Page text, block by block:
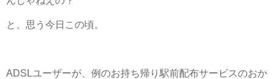
と、思う今日この頃。
ADSLユーザーが、例のお持ち帰り駅前配布サービスのおか